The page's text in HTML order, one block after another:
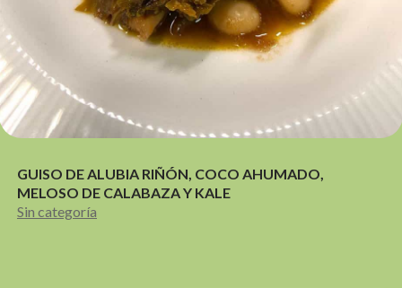
GUISO DE ALUBIA RIÑÓN, COCO AHUMADO,
MELOSO DE CALABAZA Y KALE
Sin categoría